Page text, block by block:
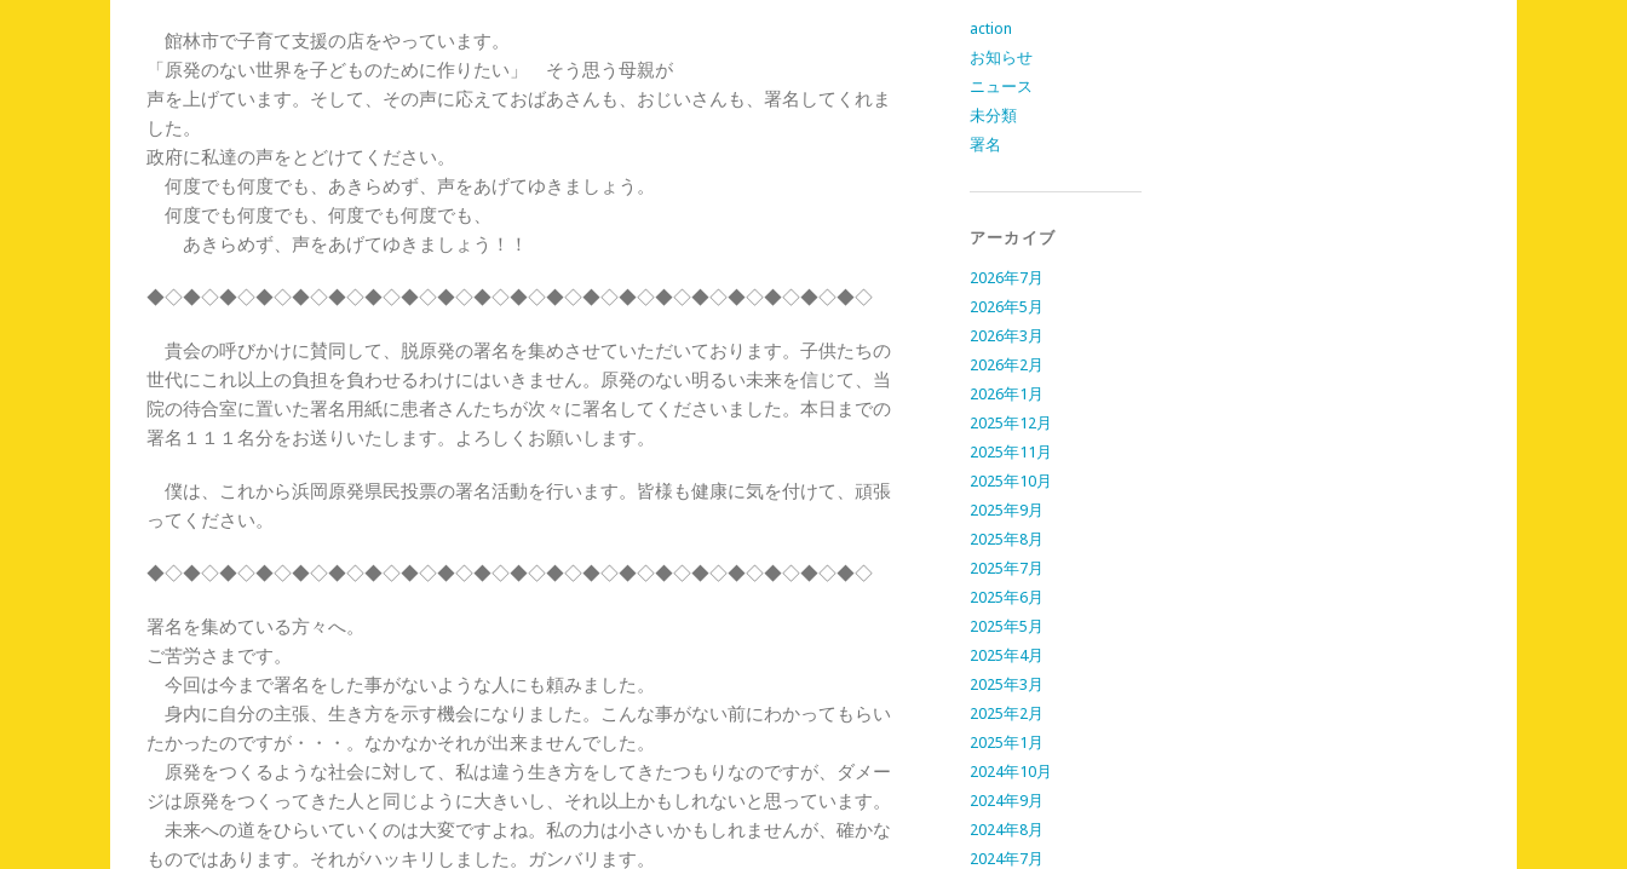
館林市で子育て支援の店をやっています。
「原発のない世界を子どものために作りたい」 そう思う母親が
声を上げています。そして、その声に応えておばあさんも、おじいさんも、署名してくれま
した。
政府に私達の声をとどけてください。
何度でも何度でも、あきらめず、声をあげてゆきましょう。
何度でも何度でも、何度でも何度でも、
あきらめず、声をあげてゆきましょう！！
◆◇◆◇◆◇◆◇◆◇◆◇◆◇◆◇◆◇◆◇◆◇◆◇◆◇◆◇◆◇◆◇◆◇◆◇◆◇◆◇
貴会の呼びかけに賛同して、脱原発の署名を集めさせていただいております。子供たちの
世代にこれ以上の負担を負わせるわけにはいきません。原発のない明るい未来を信じて、当
院の待合室に置いた署名用紙に患者さんたちが次々に署名してくださいました。本日までの
署名１１１名分をお送りいたします。よろしくお願いします。
僕は、これから浜岡原発県民投票の署名活動を行います。皆様も健康に気を付けて、頑張
ってください。
◆◇◆◇◆◇◆◇◆◇◆◇◆◇◆◇◆◇◆◇◆◇◆◇◆◇◆◇◆◇◆◇◆◇◆◇◆◇◆◇
署名を集めている方々へ。
ご苦労さまです。
今回は今まで署名をした事がないような人にも頼みました。
身内に自分の主張、生き方を示す機会になりました。こんな事がない前にわかってもらい
たかったのですが・・・。なかなかそれが出来ませんでした。
原発をつくるような社会に対して、私は違う生き方をしてきたつもりなのですが、ダメー
ジは原発をつくってきた人と同じように大きいし、それ以上かもしれないと思っています。
未来への道をひらいていくのは大変ですよね。私の力は小さいかもしれませんが、確かな
ものではあります。それがハッキリしました。ガンバリます。
action
お知らせ
ニュース
未分類
署名
アーカイブ
2026年7月
2026年5月
2026年3月
2026年2月
2026年1月
2025年12月
2025年11月
2025年10月
2025年9月
2025年8月
2025年7月
2025年6月
2025年5月
2025年4月
2025年3月
2025年2月
2025年1月
2024年10月
2024年9月
2024年8月
2024年7月